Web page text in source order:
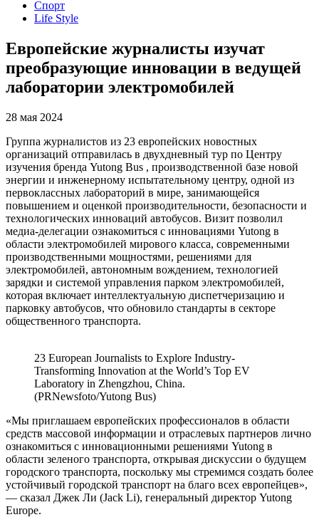
Спорт
Life Style
Европейские журналисты изучат
преобразующие инновации в ведущей
лаборатории электромобилей
28 мая 2024
Группа журналистов из 23 европейских новостных
организаций отправилась в двухдневный тур по Центру
изучения бренда Yutong Bus , производственной базе новой
энергии и инженерному испытательному центру, одной из
первоклассных лабораторий в мире, занимающейся
повышением и оценкой производительности, безопасности и
технологических инноваций автобусов. Визит позволил
медиа-делегации ознакомиться с инновациями Yutong в
области электромобилей мирового класса, современными
производственными мощностями, решениями для
электромобилей, автономным вождением, технологией
зарядки и системой управления парком электромобилей,
которая включает интеллектуальную диспетчеризацию и
парковку автобусов, что обновило стандарты в секторе
общественного транспорта.
23 European Journalists to Explore Industry-
Transforming Innovation at the World’s Top EV
Laboratory in Zhengzhou, China.
(PRNewsfoto/Yutong Bus)
«Мы приглашаем европейских профессионалов в области
средств массовой информации и отраслевых партнеров лично
ознакомиться с инновационными решениями Yutong в
области зеленого транспорта, открывая дискуссии о будущем
городского транспорта, поскольку мы стремимся создать более
устойчивый городской транспорт на благо всех европейцев»,
— сказал Джек Ли (Jack Li), генеральный директор Yutong
Europe.